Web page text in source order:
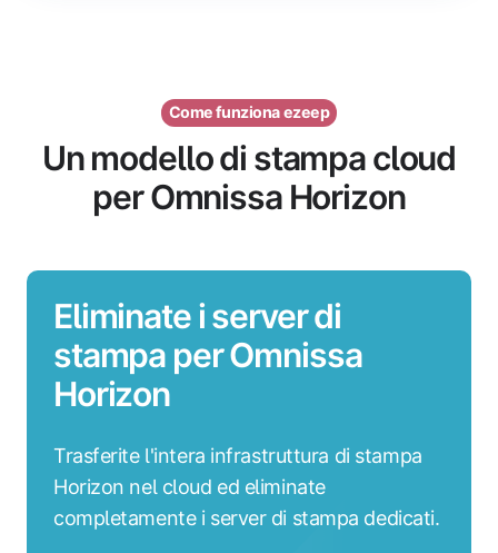
Come funziona ezeep
Un modello di stampa cloud
per Omnissa Horizon
Eliminate i server di
stampa per Omnissa
Horizon
Trasferite l'intera infrastruttura di stampa
Horizon nel cloud ed eliminate
completamente i server di stampa dedicati.